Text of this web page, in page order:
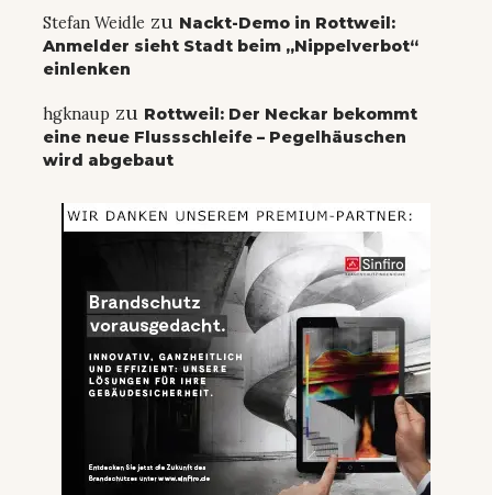
Stefan Weidle zu Nackt-Demo in Rottweil:
Anmelder sieht Stadt beim „Nippelverbot“
einlenken
hgknaup zu Rottweil: Der Neckar bekommt
eine neue Flussschleife – Pegelhäuschen
wird abgebaut